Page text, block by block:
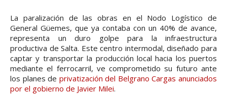
La paralización de las obras en el Nodo Logístico de
General Güemes, que ya contaba con un 40% de avance,
representa un duro golpe para la infraestructura
productiva de Salta. Este centro intermodal, diseñado para
captar y transportar la producción local hacia los puertos
mediante el ferrocarril, ve comprometido su futuro ante
los planes de privatización del Belgrano Cargas anunciados
por el gobierno de Javier Milei.